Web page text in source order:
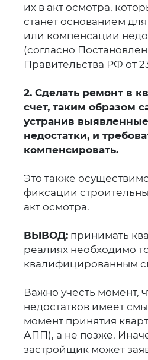
их в акт осмотра,
станет основанием
или компенсации
(согласно
Правительства РФ от
2. Сделать ремонт в
счет, таким образом
устранив
недостатки, и
компенсировать.
Это также
фиксации
акт осмотра.
ВЫВОД:принимать
реалиях необходимо
квалифицированным
Важно учесть момент,
недостатков имеет
момент принятия
АПП), а не позже.
застройщик может